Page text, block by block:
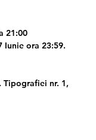
21:00
Iunie ora 23:59.
Tipografiei nr. 1,